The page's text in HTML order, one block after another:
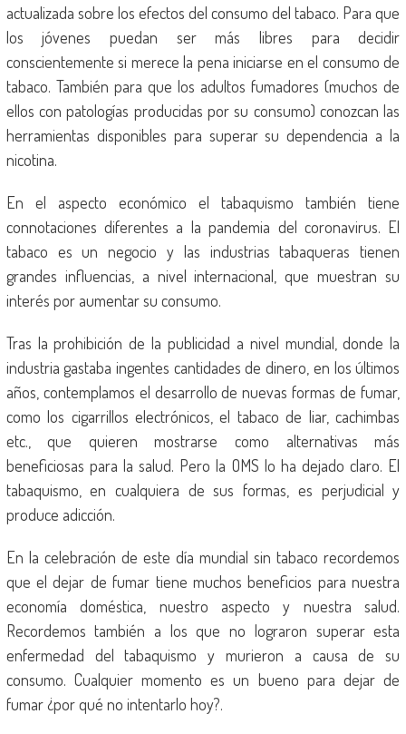
actualizada sobre los efectos del consumo del tabaco. Para que
los jóvenes puedan ser más libres para decidir
conscientemente si merece la pena iniciarse en el consumo de
tabaco. También para que los adultos fumadores (muchos de
ellos con patologías producidas por su consumo) conozcan las
herramientas disponibles para superar su dependencia a la
nicotina.
En el aspecto económico el tabaquismo también tiene
connotaciones diferentes a la pandemia del coronavirus. El
tabaco es un negocio y las industrias tabaqueras tienen
grandes influencias, a nivel internacional, que muestran su
interés por aumentar su consumo.
Tras la prohibición de la publicidad a nivel mundial, donde la
industria gastaba ingentes cantidades de dinero, en los últimos
años, contemplamos el desarrollo de nuevas formas de fumar,
como los cigarrillos electrónicos, el tabaco de liar, cachimbas
etc., que quieren mostrarse como alternativas más
beneficiosas para la salud. Pero la OMS lo ha dejado claro. El
tabaquismo, en cualquiera de sus formas, es perjudicial y
produce adicción.
En la celebración de este día mundial sin tabaco recordemos
que el dejar de fumar tiene muchos beneficios para nuestra
economía doméstica, nuestro aspecto y nuestra salud.
Recordemos también a los que no lograron superar esta
enfermedad del tabaquismo y murieron a causa de su
consumo. Cualquier momento es un bueno para dejar de
fumar ¿por qué no intentarlo hoy?.